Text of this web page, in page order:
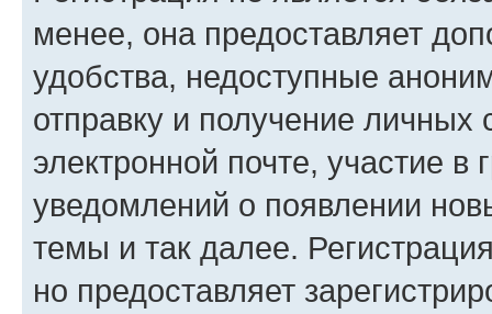
менее, она предоставляет
удобства, недоступные
отправку и получение
электронной почте, участие в
уведомлений о появлении
темы и так далее.
но предоставляет